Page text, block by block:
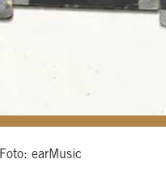
Foto: earMusic